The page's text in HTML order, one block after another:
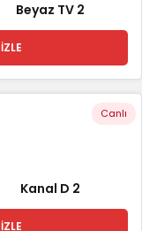
Beyaz TV 2
İZLE
Canlı
Kanal D 2
İZLE